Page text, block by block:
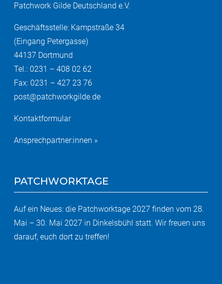
Patchwork Gilde Deutschland e.V.
Geschäftsstelle: Kampstraße 34
(Eingang Petergasse)
44137 Dortmund
Tel.: 0231 – 408 02 62
Fax: 0231 – 427 23 76
post@patchworkgilde.de
Kontaktformular
Ansprechpartner:innen »
PATCHWORKTAGE
Auf ein Neues: die Patchworktage 2027 finden vom 28.
Mai – 30. Mai 2027 in Dinkelsbühl statt. Wir freuen uns
darauf, euch dort zu treffen!